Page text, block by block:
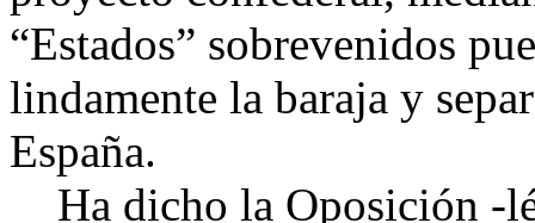
“Estados” sobrevenidos
lindamente la baraja y
España.
Ha dicho la Oposición -